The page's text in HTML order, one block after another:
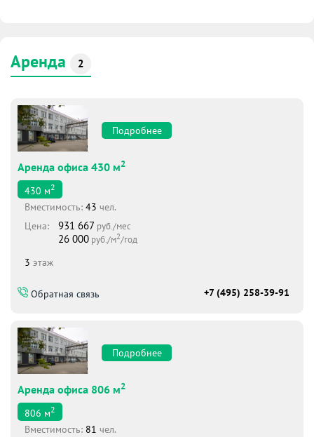
Аренда 2
Подробнее
Аренда офиса 430 м2
430 м2
Вместимоcть: 43 чел.
Цена:
931 667 руб./мес
26 000 руб./м2/год
3 этаж
Обратная связь +7 (495) 258-39-91
Подробнее
Аренда офиса 806 м2
806 м2
Вместимоcть: 81 чел.